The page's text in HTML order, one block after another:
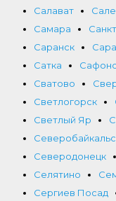
Салават
Самара
Саранск
Сатка
Сватово
Светлогорск
Светлый Яр
Северодонецк
Селятино
Сергиев Посад